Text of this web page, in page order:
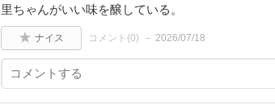
里ちゃんがいい味を醸している。
ナイス コメント(0) 2026/07/18